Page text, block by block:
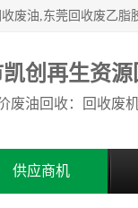
创再生资源
供应商机